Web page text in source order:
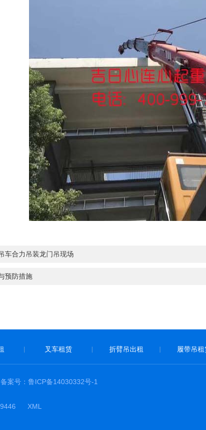
车合力吊装龙门吊现场
预防措施
叉车租赁 折臂吊出租 履带吊租
案号： 鲁ICP备14030332号-1
XML